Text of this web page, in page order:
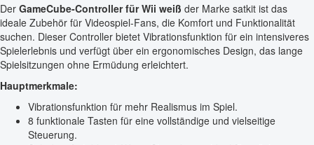
Der GameCube-Controller für Wii weiß der Marke satkit ist das
ideale Zubehör für Videospiel-Fans, die Komfort und Funktionalität
suchen. Dieser Controller bietet Vibrationsfunktion für ein intensiveres
Spielerlebnis und verfügt über ein ergonomisches Design, das lange
Spielsitzungen ohne Ermüdung erleichtert.
Hauptmerkmale:
Vibrationsfunktion für mehr Realismus im Spiel.
8 funktionale Tasten für eine vollständige und vielseitige
Steuerung.